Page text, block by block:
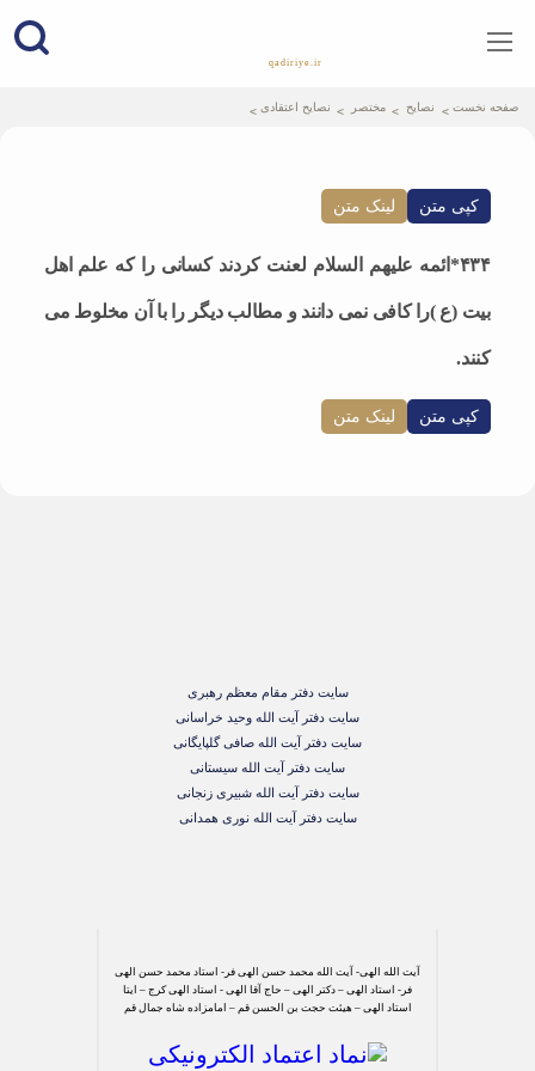
qadiriye.ir
صفحه نخست نصایح مختصر نصایح اعتقادی
کپی متن لینک متن
۴۳۴*ائمه علیهم السلام لعنت کردند کسانی را که علم اهل
بیت (ع )را کافی نمی دانند و مطالب دیگر را با آن مخلوط می
کنند.
کپی متن لینک متن
سایت دفتر مقام معظم رهبری
سایت دفتر آیت الله وحید خراسانی
سایت دفتر آیت الله صافی گلپایگانی
سایت دفتر آیت الله سیستانی
سایت دفتر آیت الله شبیری زنجانی
سایت دفتر آیت الله نوری همدانی
آیت الله الهی- آیت الله محمد حسن الهی فر- استاد محمد حسن الهی
فر- استاد الهی – دکتر الهی – حاج آقا الهی - استاد الهی کرج – ایتا
استاد الهی – هیئت حجت بن الحسن قم – امامزاده شاه جمال قم